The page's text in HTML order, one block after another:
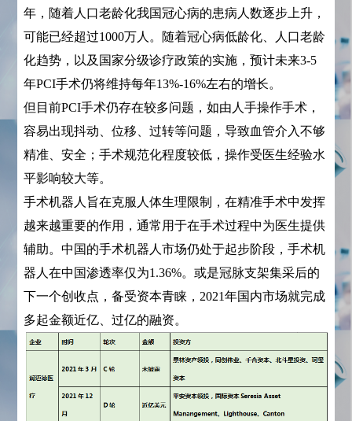
年，随着人口老龄化我国冠心病的患病人数逐步上升，
可能已经超过1000万人。随着冠心病低龄化、人口老龄
化趋势，以及国家分级诊疗政策的实施，预计未来3-5
年PCI手术仍将维持每年13%-16%左右的增长。
但目前PCI手术仍存在较多问题，如由人手操作手术，
容易出现抖动、位移、过转等问题，导致血管介入不够
精准、安全；手术规范化程度较低，操作受医生经验水
平影响较大等。
手术机器人旨在克服人体生理限制，在精准手术中发挥
越来越重要的作用，通常用于在手术过程中为医生提供
辅助。中国的手术机器人市场仍处于起步阶段，手术机
器人在中国渗透率仅为1.36%。或是冠脉支架集采后的
下一个创收点，备受资本青睐，2021年国内市场就完成
多起金额近亿、过亿的融资。